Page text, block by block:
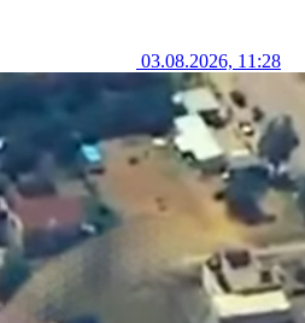
03.08.2026, 11:28